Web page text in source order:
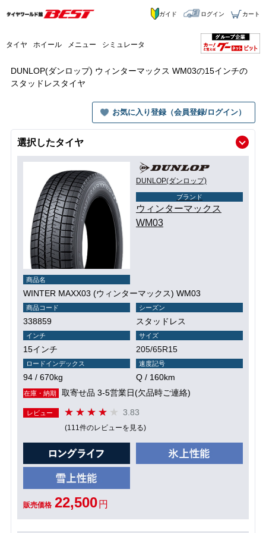
タイヤ ホイール メニュー シミュレータ
ガイド ログイン カート
DUNLOP(ダンロップ) ウィンターマックス WM03の15インチの
スタッドレスタイヤ
お気に入り登録（会員登録/ログイン）
選択したタイヤ
DUNLOP(ダンロップ)
ブランド
ウィンターマックス
WM03
商品名
WINTER MAXX03 (ウィンターマックス) WM03
商品コード
338859
シーズン
スタッドレス
インチ
15インチ
サイズ
205/65R15
ロードインデックス
94 / 670kg
速度記号
Q / 160km
在庫・納期 取寄せ品 3-5営業日(欠品時ご連絡)
レビュー 3.83
(111件のレビューを見る)
販売価格 22,500 円